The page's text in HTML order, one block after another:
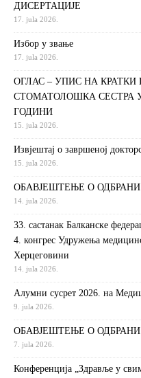
ДИСЕРТАЦИЈЕ
17. jula 2026.
Избор у звање
17. jula 2026.
ОГЛАС – УПИС НА КРАТКИ
СТОМАТОЛОШКА СЕСТРА У
ГОДИНИ
15. jula 2026.
Извjeштaj o зaвршeнoj
15. jula 2026.
ОБАВЈЕШТЕЊЕ О
14. jula 2026.
33. састанак Балканске
4. конгрес Удружења
Херцеговини
14. jula 2026.
Алумни сусрет 2026. на
9. jula 2026.
ОБАВЈЕШТЕЊЕ О
7. jula 2026.
Конференција „Здравље у